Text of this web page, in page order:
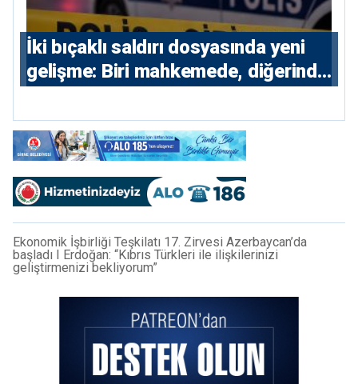
İki bıçaklı saldırı dosyasında yeni
gelişme: Biri mahkemede, diğerinde
Ekonomik İşbirliği Teşkilatı 17. Zirvesi Azerbaycan’da
başladı I Erdoğan: “Kıbrıs Türkleri ile ilişkilerinizi
geliştirmenizi bekliyorum”